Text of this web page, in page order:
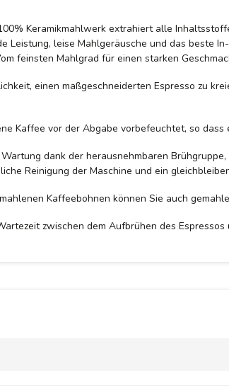
Keramikmahlwerk extrahiert alle
leise Mahlgeräusche und das beste
feinsten Mahlgrad für einen starken
einen maßgeschneiderten Espresso zu
Kaffee vor der Abgabe vorbefeuchtet, so
dank der herausnehmbaren
Reinigung der Maschine und ein
Kaffeebohnen können Sie auch
zwischen dem Aufbrühen des